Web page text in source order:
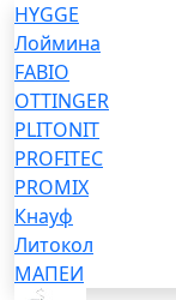
HYGGE
Лоймина
FABIO
OTTINGER
PLITONIT
PROFITEC
PROMIX
Кнауф
Литокол
МАПЕИ